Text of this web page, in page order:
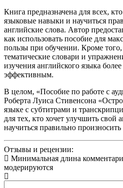
Книга предназначена для всех,
языковые навыки и научиться
английские слова. Автор
как использовать пособие для
пользы при обучении. Кроме
тематические словари и
изучения английского языка
эффективным.
В целом, «Пособие по работе с
Роберта Луиса Стивенсона
языке с субтитрами и
для тех, кто хочет улучшить свой
научиться правильно произносить
Отзывы и рецензии:
Минимальная длина
модерируются